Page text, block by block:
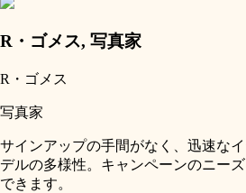
R・ゴメス, 写真家
R・ゴメス
写真家
サインアップの手間がなく、迅速な
デルの多様性。キャンペーンのニー
できます。